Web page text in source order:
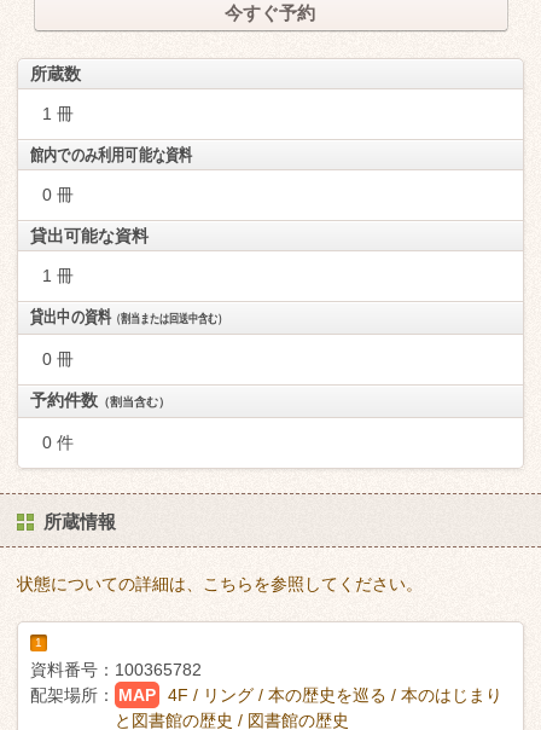
今すぐ予約
所蔵数
1 冊
館内でのみ利用可能な資料
0 冊
貸出可能な資料
1 冊
貸出中の資料（割当または回送中含む）
0 冊
予約件数 （割当含む）
0 件
所蔵情報
状態についての詳細は、こちらを参照してください。
1
資料番号： 100365782
配架場所：
MAP
4F / リング / 本の歴史を巡る / 本のはじまり
と図書館の歴史 / 図書館の歴史